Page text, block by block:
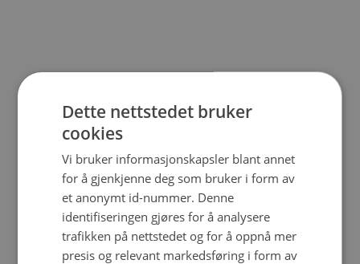
Dette nettstedet bruker
cookies
Vi bruker informasjonskapsler blant annet
for å gjenkjenne deg som bruker i form av
et anonymt id-nummer. Denne
identifiseringen gjøres for å analysere
trafikken på nettstedet og for å oppnå mer
presis og relevant markedsføring i form av